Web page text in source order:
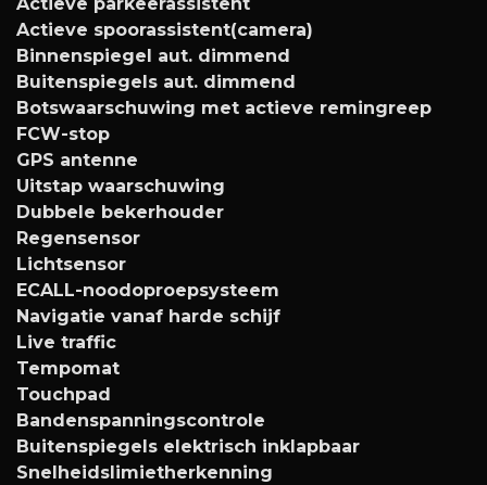
Actieve spoorassistent(camera)
Binnenspiegel aut. dimmend
Buitenspiegels aut. dimmend
Botswaarschuwing met actieve remingreep
FCW-stop
GPS antenne
Uitstap waarschuwing
Dubbele bekerhouder
Regensensor
Lichtsensor
ECALL-noodoproepsysteem
Navigatie vanaf harde schijf
Live traffic
Tempomat
Touchpad
Bandenspanningscontrole
Buitenspiegels elektrisch inklapbaar
Snelheidslimietherkenning